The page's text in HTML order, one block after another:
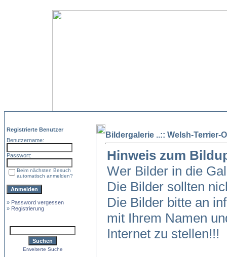
Registrierte Benutzer
Benutzername:
Passwort:
Beim nächsten Besuch
automatisch anmelden?
» Password vergessen
» Registrierung
Erweiterte Suche
Bildergalerie ..:: Welsh-Terrier-
Hinweis zum
Wer Bilder in die
Die Bilder sollten
Die Bilder bitte an
mit Ihrem Namen
Internet zu stellen!!!